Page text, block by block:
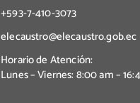
+593-7-410-3073
elecaustro@elecaustro.gob.ec
Horario de Atención:
Lunes – Viernes: 8:00 am –